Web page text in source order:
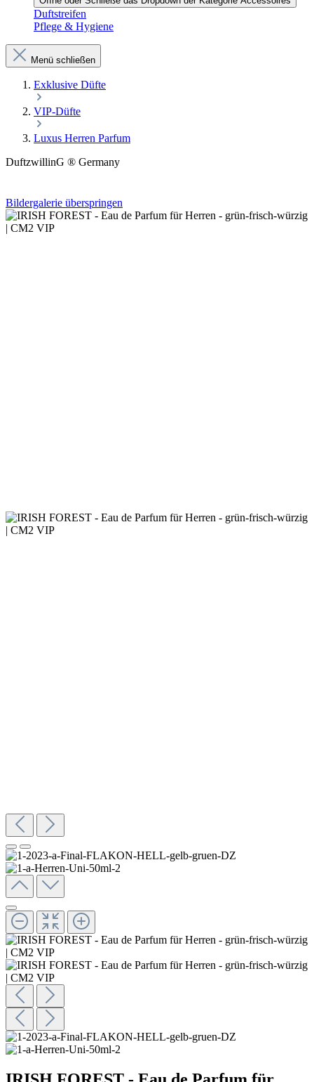
Duftstreifen
Pflege & Hygiene
Menü schließen
Exklusive Düfte
VIP-Düfte
Luxus Herren Parfum
DuftzwillinG ® Germany
Bildergalerie überspringen